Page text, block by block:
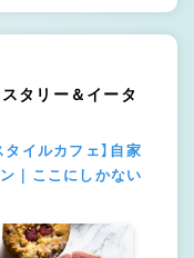
タリー＆イータ
イルカフェ】自家
｜ここにしかない